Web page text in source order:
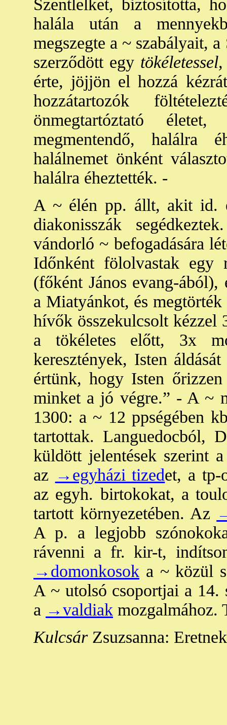
Szentlelket, biztosította,
halála után a
megszegte a ~ szabályait,
szerződött egy
érte, jöjjön el hozzá
hozzátartozók
önmegtartóztató
megmentendő, halálra
halálnemet önként
halálra éheztették. -
A ~ élén pp. állt, akit id.
diakonisszák
vándorló ~ befogadására
Időnként fölolvastak
(főként János evang-ából),
a Miatyánkot, és
hívők összekulcsolt kézzel
a tökéletes előtt, 3x
keresztények, Isten
értünk, hogy Isten
minket a jó végre.” - A ~
1300: a ~ 12 ppségében
tartottak. Languedocból,
küldött jelentések szerint
az →egyházi tizedet, a tp-
az egyh. birtokokat, a
tartott környezetében. Az
A p. a legjobb
rávenni a fr. kir-t,
→domonkosok a ~ közül
A ~ utolsó csoportjai a 14.
a →valdiak mozgalmához.
Kulcsár Zsuzsanna: